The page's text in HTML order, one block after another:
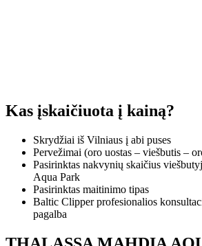
Kas įskaičiuota į kainą?
Skrydžiai iš Vilniaus į abi puses
Pervežimai (oro uostas – viešbutis –
Pasirinktas nakvynių skaičius
Aqua Park
Pasirinktas maitinimo tipas
Baltic Clipper profesionalios
pagalba